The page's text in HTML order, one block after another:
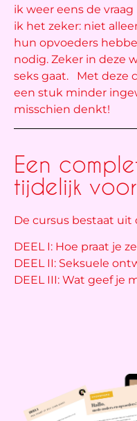
ik weer eens de
ik het zeker: niet
hun opvoeders
nodig. Zeker in deze
seks gaat. Met deze
een stuk minder
misschien denkt!
Een
tijdelijk
De cursus bestaat uit
DEEL I: Hoe praat je
DEEL II: Seksuele
DEEL III: Wat geef je